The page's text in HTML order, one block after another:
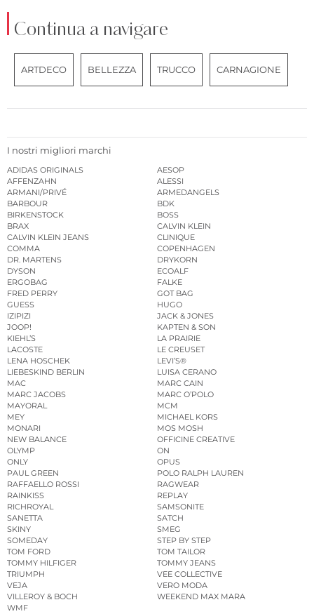
Continua a navigare
ARTDECO BELLEZZA TRUCCO CARNAGIONE
I nostri migliori marchi
ADIDAS ORIGINALS
AESOP
AFFENZAHN
ALESSI
ARMANI/PRIVÉ
ARMEDANGELS
BARBOUR
BDK
BIRKENSTOCK
BOSS
BRAX
CALVIN KLEIN
CALVIN KLEIN JEANS
CLINIQUE
COMMA
COPENHAGEN
DR. MARTENS
DRYKORN
DYSON
ECOALF
ERGOBAG
FALKE
FRED PERRY
GOT BAG
GUESS
HUGO
IZIPIZI
JACK & JONES
JOOP!
KAPTEN & SON
KIEHL’S
LA PRAIRIE
LACOSTE
LE CREUSET
LENA HOSCHEK
LEVI’S®
LIEBESKIND BERLIN
LUISA CERANO
MAC
MARC CAIN
MARC JACOBS
MARC O’POLO
MAYORAL
MCM
MEY
MICHAEL KORS
MONARI
MOS MOSH
NEW BALANCE
OFFICINE CREATIVE
OLYMP
ON
ONLY
OPUS
PAUL GREEN
POLO RALPH LAUREN
RAFFAELLO ROSSI
RAGWEAR
RAINKISS
REPLAY
RICHROYAL
SAMSONITE
SANETTA
SATCH
SKINY
SMEG
SOMEDAY
STEP BY STEP
TOM FORD
TOM TAILOR
TOMMY HILFIGER
TOMMY JEANS
TRIUMPH
VEE COLLECTIVE
VEJA
VERO MODA
VILLEROY & BOCH
WEEKEND MAX MARA
WMF